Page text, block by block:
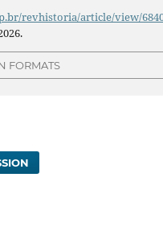
revhistoria/article/view/
FORMATS